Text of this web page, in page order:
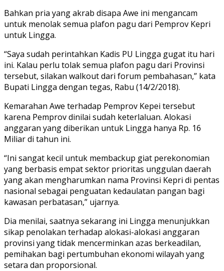
Bahkan pria yang akrab disapa Awe ini mengancam
untuk menolak semua plafon pagu dari Pemprov Kepri
untuk Lingga.
“Saya sudah perintahkan Kadis PU Lingga gugat itu hari
ini. Kalau perlu tolak semua plafon pagu dari Provinsi
tersebut, silakan walkout dari forum pembahasan,” kata
Bupati Lingga dengan tegas, Rabu (14/2/2018).
Kemarahan Awe terhadap Pemprov Kepei tersebut
karena Pemprov dinilai sudah keterlaluan. Alokasi
anggaran yang diberikan untuk Lingga hanya Rp. 16
Miliar di tahun ini.
“Ini sangat kecil untuk membackup giat perekonomian
yang berbasis empat sektor prioritas unggulan daerah
yang akan mengharumkan nama Provinsi Kepri di pentas
nasional sebagai penguatan kedaulatan pangan bagi
kawasan perbatasan,” ujarnya.
Dia menilai, saatnya sekarang ini Lingga menunjukkan
sikap penolakan terhadap alokasi-alokasi anggaran
provinsi yang tidak mencerminkan azas berkeadilan,
pemihakan bagi pertumbuhan ekonomi wilayah yang
setara dan proporsional.